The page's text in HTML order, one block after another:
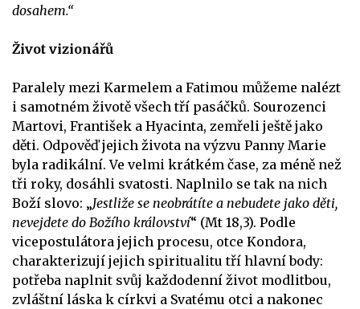
dosahem.“
Život vizionářů
Paralely mezi Karmelem a Fatimou můžeme nalézt
i samotném životě všech tří pasáčků. Sourozenci
Martovi, František a Hyacinta, zemřeli ještě jako
děti. Odpověď jejich života na výzvu Panny Marie
byla radikální. Ve velmi krátkém čase, za méně než
tři roky, dosáhli svatosti. Naplnilo se tak na nich
Boží slovo: „Jestliže se neobrátíte a nebudete jako děti,
nevejdete do Božího království“ (Mt 18,3). Podle
vicepostulátora jejich procesu, otce Kondora,
charakterizují jejich spiritualitu tří hlavní body:
potřeba naplnit svůj každodenní život modlitbou,
zvláštní láska k církvi a Svatému otci a nakonec